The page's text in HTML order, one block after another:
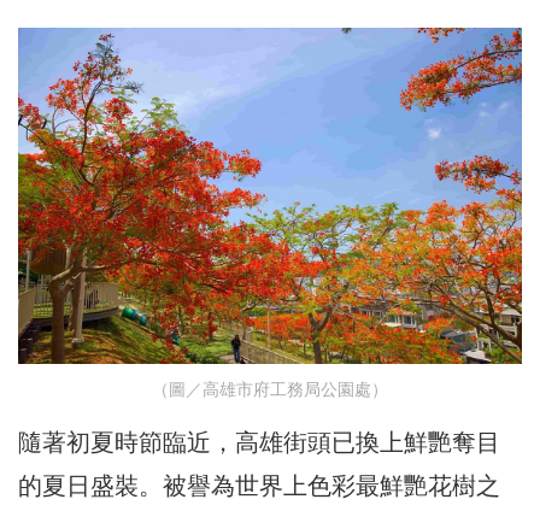
（圖／高雄市府工務局公園處）
隨著初夏時節臨近，高雄街頭已換上鮮艷奪目
的夏日盛裝。被譽為世界上色彩最鮮艷花樹之